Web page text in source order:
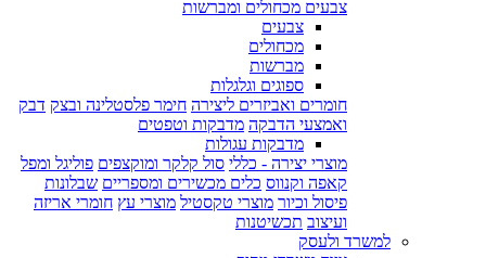
צבעים מכחולים ומברשות
צבעים
מכחולים
מברשות
ספוגים וגלגלות
חומרים ואביזרים ליצירה חימר פלסטלינה ובצק דבק
ואמצעי הדבקה מדבקות וטפטים
מדבקות עגולות
מוצרי יצירה - כללי סול קלקר ומוקצפים פוליגל ומפל
קאפה וקנווס כלים מכשירים ומספריים שבלונות
פיסול וכיור מוצרי טקסטיל מוצרי עץ חומרי אריזה
ועיצוב תכשיטנות
למשרד ולעסק